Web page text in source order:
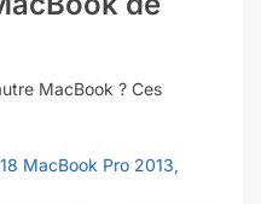
MacBook ? Ces
MacBook Pro 2013,